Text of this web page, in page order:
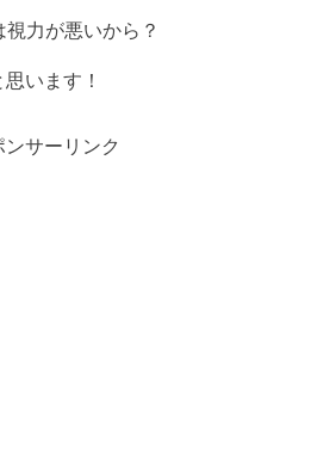
力が悪いから？
います！
ンサーリンク